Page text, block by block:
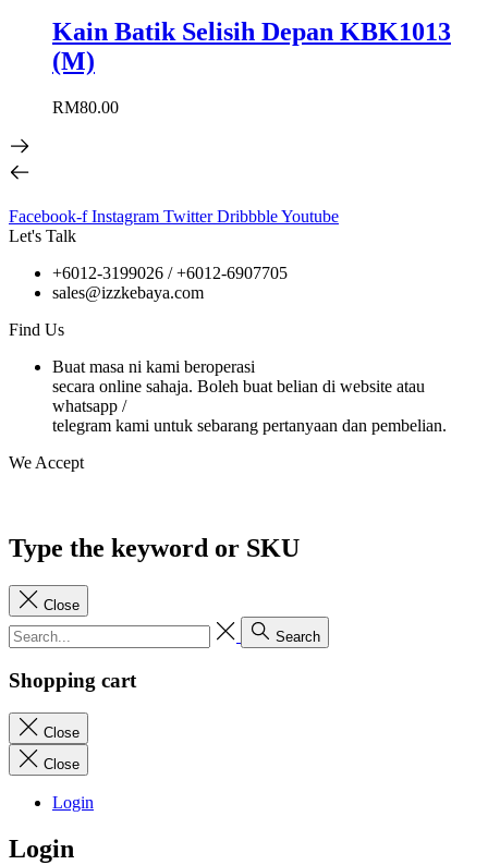
Kain Batik Selisih Depan KBK1013
(M)
RM80.00
Facebook-f Instagram Twitter DribbbleYoutube
Let's Talk
+6012-3199026 / +6012-6907705
sales@izzkebaya.com
Find Us
Buat masa ni kami beroperasi
secara online sahaja. Boleh buat belian di website atau
whatsapp /
telegram kami untuk sebarang pertanyaan dan pembelian.
We Accept
Type the keyword or SKU
Close
Search
Shopping cart
Close
Close
Login
Login